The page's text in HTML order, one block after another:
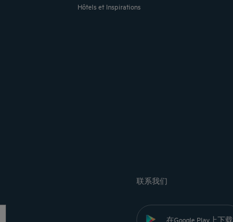
Hôtels et Inspirations
联系我们
在Google Play上下载